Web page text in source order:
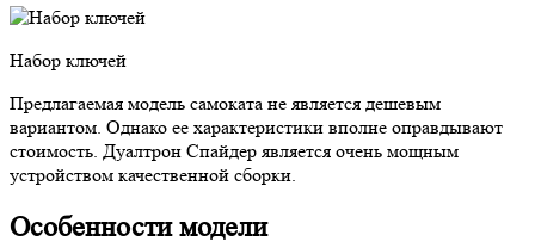
Набор ключей
Предлагаемая модель самоката не является дешевым
вариантом. Однако ее характеристики вполне оправдывают
стоимость. Дуалтрон Спайдер является очень мощным
устройством качественной сборки.
Особенности модели